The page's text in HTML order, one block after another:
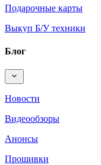
Подарочные карты
Выкуп Б/У техники
Блог
Новости
Видеообзоры
Анонсы
Прошивки